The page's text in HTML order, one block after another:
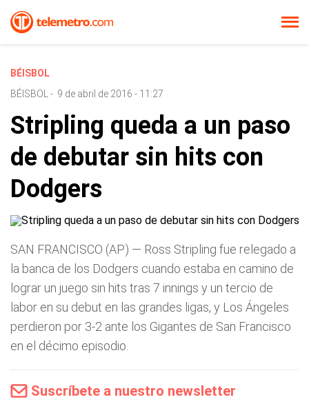
BÉISBOL
BÉISBOL
- 9 de abril de 2016 - 11:27
Stripling queda a un paso
de debutar sin hits con
Dodgers
SAN FRANCISCO (AP) — Ross Stripling fue relegado a
la banca de los Dodgers cuando estaba en camino de
lograr un juego sin hits tras 7 innings y un tercio de
labor en su debut en las grandes ligas, y Los Ángeles
perdieron por 3-2 ante los Gigantes de San Francisco
en el décimo episodio.
Suscríbete a nuestro newsletter